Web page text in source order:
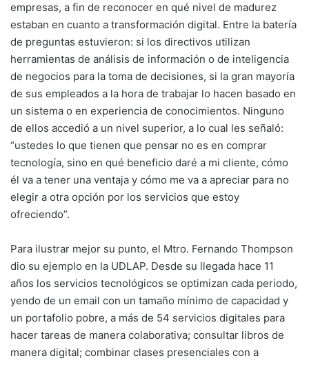
empresas, a fin de reconocer en qué nivel de madurez
estaban en cuanto a transformación digital. Entre la batería
de preguntas estuvieron: si los directivos utilizan
herramientas de análisis de información o de inteligencia
de negocios para la toma de decisiones, si la gran mayoría
de sus empleados a la hora de trabajar lo hacen basado en
un sistema o en experiencia de conocimientos. Ninguno
de ellos accedió a un nivel superior, a lo cual les señaló:
“ustedes lo que tienen que pensar no es en comprar
tecnología, sino en qué beneficio daré a mi cliente, cómo
él va a tener una ventaja y cómo me va a apreciar para no
elegir a otra opción por los servicios que estoy
ofreciendo”.
Para ilustrar mejor su punto, el Mtro. Fernando Thompson
dio su ejemplo en la UDLAP. Desde su llegada hace 11
años los servicios tecnológicos se optimizan cada periodo,
yendo de un email con un tamaño mínimo de capacidad y
un portafolio pobre, a más de 54 servicios digitales para
hacer tareas de manera colaborativa; consultar libros de
manera digital; combinar clases presenciales con a